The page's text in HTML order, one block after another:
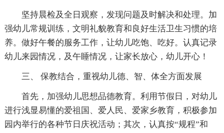
坚持晨检及全日观察，发现问题及时解决和处理。加
强幼儿常规训练，文明礼貌教育和良好生活卫生习惯的培
养。做好午餐的服务工作，让幼儿吃饱、吃好。认真记录
幼儿来园情况，及午睡情况，让家长放心，幼儿开心！
三、 保教结合，重视幼儿德、智、体全方面发展
首先，加强幼儿思想品德教育。利用节假日，对幼儿
进行浅显易懂的爱祖国、爱人民、爱家乡教育，积极参加
园内举行的各种节日庆祝活动；其次，认真按“规程”和